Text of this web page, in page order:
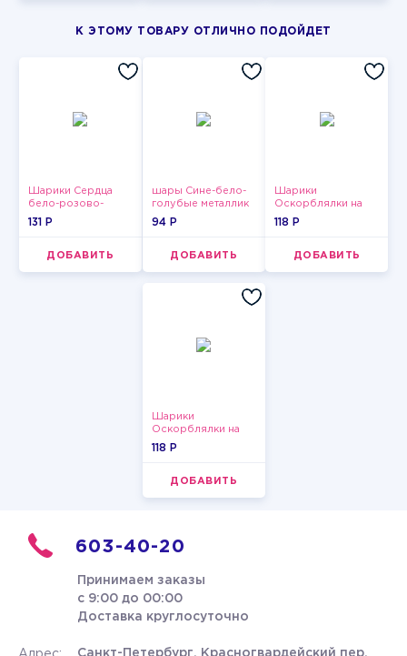
К ЭТОМУ ТОВАРУ ОТЛИЧНО ПОДОЙДЕТ
Шарики Сердца
бело-розово-
красные
131 P
ДОБАВИТЬ
шары Сине-бело-
голубые металлик
94 P
ДОБАВИТЬ
Шарики
Оскорблялки на
день рождения для
118 P
ДОБАВИТЬ
Шарики
Оскорблялки на
день рождения для
118 P
ДОБАВИТЬ
603-40-20
Принимаем заказы
с 9:00 до 00:00
Доставка круглосуточно
Санкт-Петербург, Красногвардейский пер.